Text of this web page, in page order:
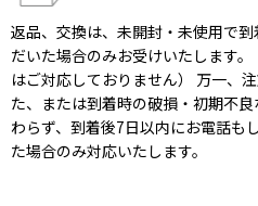
返品、交換は、未開封・未使用で
だいた場合のみお受けいたします
はご対応しておりません） 万一、
た、または到着時の破損・初期不
わらず、到着後7日以内にお電話も
た場合のみ対応いたします。